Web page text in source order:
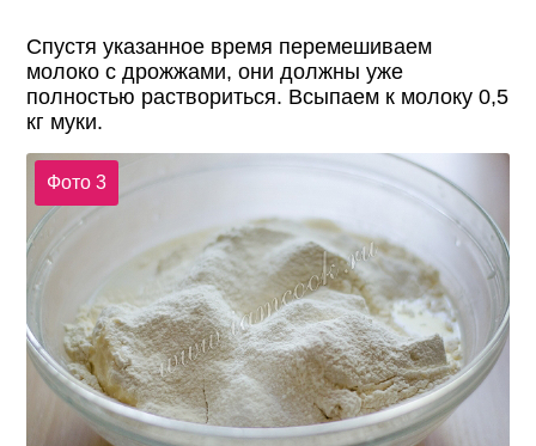
Спустя указанное время перемешиваем
молоко с дрожжами, они должны уже
полностью раствориться. Всыпаем к молоку 0,5
кг муки.
Фото 3